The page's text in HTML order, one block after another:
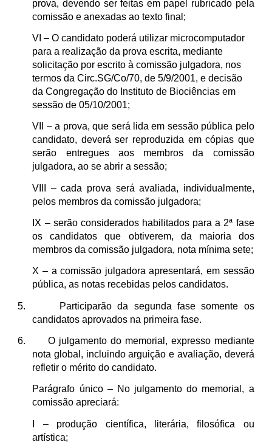
prova, devendo ser feitas em papel rubricado pela
comissão e anexadas ao texto final;
VI – O candidato poderá utilizar microcomputador
para a realização da prova escrita, mediante
solicitação por escrito à comissão julgadora, nos
termos da Circ.SG/Co/70, de 5/9/2001, e decisão
da Congregação do Instituto de Biociências em
sessão de 05/10/2001;
VII – a prova, que será lida em sessão pública pelo
candidato, deverá ser reproduzida em cópias que
serão entregues aos membros da comissão
julgadora, ao se abrir a sessão;
VIII – cada prova será avaliada, individualmente,
pelos membros da comissão julgadora;
IX – serão considerados habilitados para a 2ª fase
os candidatos que obtiverem, da maioria dos
membros da comissão julgadora, nota mínima sete;
X – a comissão julgadora apresentará, em sessão
pública, as notas recebidas pelos candidatos.
5. Participarão da segunda fase somente os
candidatos aprovados na primeira fase.
6. O julgamento do memorial, expresso mediante
nota global, incluindo arguição e avaliação, deverá
refletir o mérito do candidato.
Parágrafo único – No julgamento do memorial, a
comissão apreciará:
I – produção científica, literária, filosófica ou
artística;